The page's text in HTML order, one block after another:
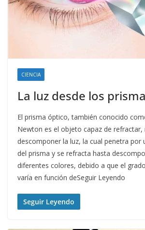
CIENCIA
La luz desde los
El prisma óptico, también conocido
Newton es el objeto capaz de refractar,
descomponer la luz, la cual penetra por
del prisma y se refracta hasta
diferentes colores, debido a que el
varía en función deSeguir Leyendo
Seguir Leyendo